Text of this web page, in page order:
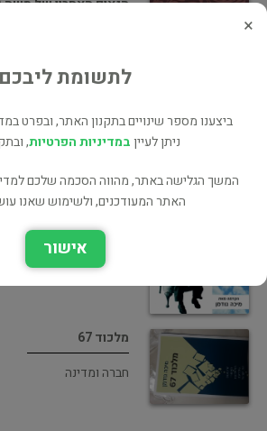
הנאום האחרון של
אלוהים מאמין באדם
משלוח)
מלכוד 67
חברה ומדינה
×
לתשומת ליבכם
ביצענו מספר שינויים בתקנון האתר, ובפרט
ניתן לעייןבמדיניות הפרטיות,
המשך הגלישה באתר, מהווה הסכמה שלכם
האתר המעודכנים, ולשימוש שאנו
אישור